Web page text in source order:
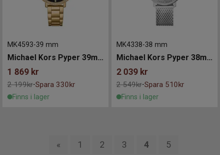
MK4593-39 mm
Michael Kors Pyper 39mm
1 869 kr
2 199kr-Spara 330kr
Finns i lager
MK4338-38 mm
Michael Kors Pyper 38mm
2 039 kr
2 549kr-Spara 510kr
Finns i lager
« 1 2 3 4
5